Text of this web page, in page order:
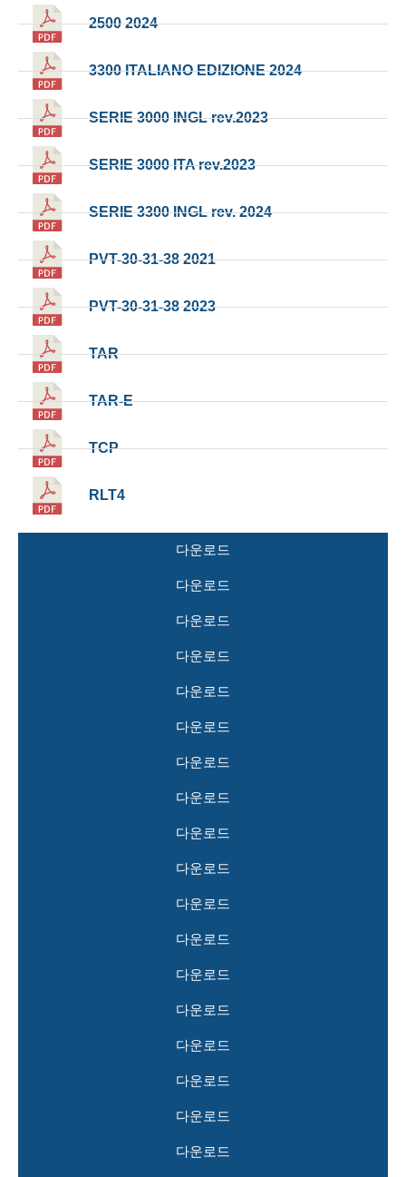
2500 2024
3300 ITALIANO EDIZIONE 2024
SERIE 3000 INGL rev.2023
SERIE 3000 ITA rev.2023
SERIE 3300 INGL rev. 2024
PVT-30-31-38 2021
PVT-30-31-38 2023
TAR
TAR-E
TCP
RLT4
다운로드
다운로드
다운로드
다운로드
다운로드
다운로드
다운로드
다운로드
다운로드
다운로드
다운로드
다운로드
다운로드
다운로드
다운로드
다운로드
다운로드
다운로드